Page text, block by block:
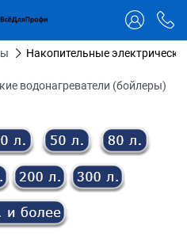
Накопительные
водонагреватели (бойлеры)